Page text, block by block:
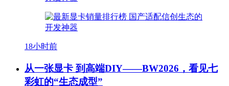
18小时前
从一张显卡 到高端DIY——BW2026，看见七
彩虹的“生态成型”